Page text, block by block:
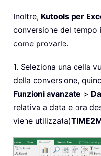
Inoltre, Kutools per
conversione del tempo
come provarle.
1. Seleziona una cella
della conversione,
Funzioni avanzate >
relativa a data e ora
viene utilizzata)